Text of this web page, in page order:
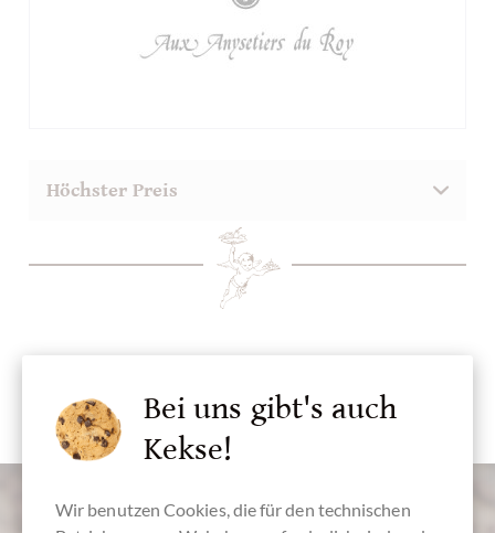
Bei uns gibt's auch
Kekse!
Wir benutzen Cookies, die für den technischen